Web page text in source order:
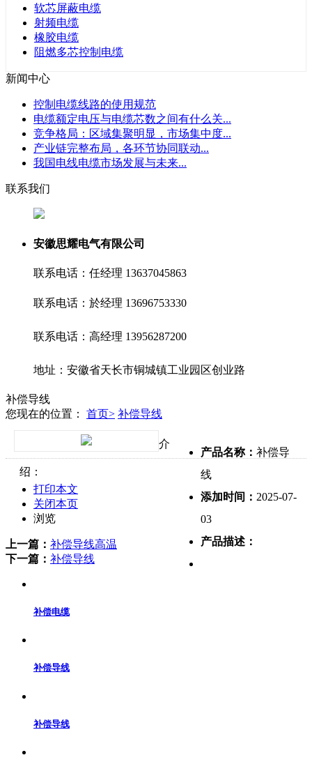
软芯屏蔽电缆
射频电缆
橡胶电缆
阻燃多芯控制电缆
新闻中心
控制电缆线路的使用规范
电缆额定电压与电缆芯数之间有什么关...
竞争格局：区域集聚明显，市场集中度...
产业链完整布局，各环节协同联动...
我国电线电缆市场发展与未来...
联系我们
安徽思耀电气有限公司
联系电话：任经理 13637045863
联系电话：於经理 13696753330
联系电话：高经理 13956287200
地址：安徽省天长市铜城镇工业园区创业路
补偿导线
您现在的位置： 首页> 补偿导线
产品名称：补偿导
线
添加时间： 2025-07-
03
产品描述：
介
绍：
打印本文
关闭本页
浏览
上一篇： 补偿导线高温
下一篇： 补偿导线
补偿电缆
补偿导线
补偿导线